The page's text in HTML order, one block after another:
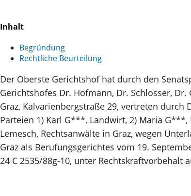
Inhalt
Begründung
Rechtliche Beurteilung
Der Oberste Gerichtshof hat durch den
Gerichtshofes Dr. Hofmann, Dr. Schlosser,
Graz, Kalvarienbergstraße 29, vertreten
Parteien 1) Karl G***, Landwirt, 2) Maria
Lemesch, Rechtsanwälte in Graz, wegen
Graz als Berufungsgerichtes vom 19.
24 C 2535/88g-10, unter Rechtskraftvorbehalt